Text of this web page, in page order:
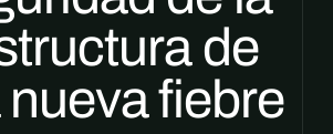
de
nueva fiebre